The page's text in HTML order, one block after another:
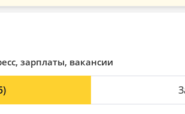
зарплаты, вакансии